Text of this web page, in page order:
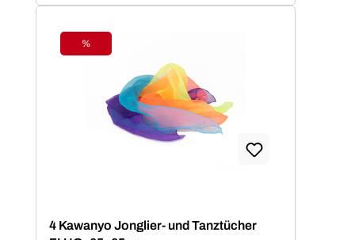
Rabatt
%
4 Kawanyo Jonglier- und Tanztücher